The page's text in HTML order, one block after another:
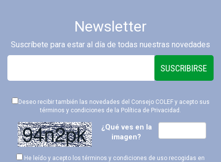
Newsletter
Suscríbete para estar al día de todas nuestras novedades
SUSCRIBIRSE
Deseo recibir también las novedades del Consejo COLEF y acepto sus
términos y condiciones de la Política de Privacidad .
¿Qué ves en la
imagen?
He leído y acepto los términos y condiciones de uso recogidas en